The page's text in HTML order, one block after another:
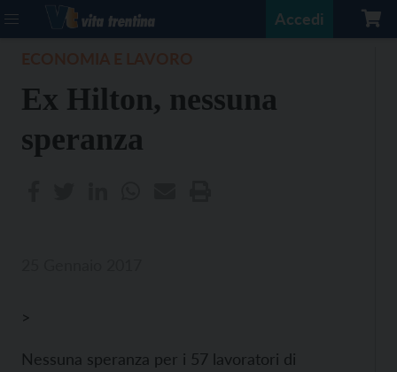
Accedi
Ex Hilton, nessuna
speranza
>
Nessuna speranza per i 57 lavoratori di